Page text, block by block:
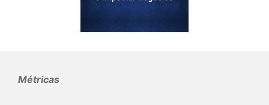
Métricas